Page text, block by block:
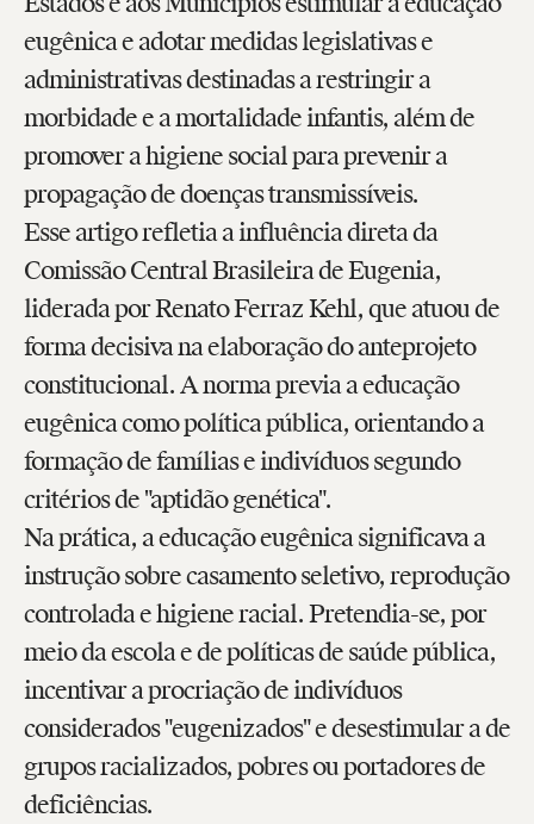
eugênica e adotar medidas legislativas e
administrativas destinadas a restringir a
morbidade e a mortalidade infantis, além de
promover a higiene social para prevenir a
propagação de doenças transmissíveis.
Esse artigo refletia a influência direta da
Comissão Central Brasileira de Eugenia,
liderada por Renato Ferraz Kehl, que atuou de
forma decisiva na elaboração do anteprojeto
constitucional. A norma previa a educação
eugênica como política pública, orientando a
formação de famílias e indivíduos segundo
critérios de "aptidão genética".
Na prática, a educação eugênica significava a
instrução sobre casamento seletivo, reprodução
controlada e higiene racial. Pretendia-se, por
meio da escola e de políticas de saúde pública,
incentivar a procriação de indivíduos
considerados "eugenizados" e desestimular a de
grupos racializados, pobres ou portadores de
deficiências.